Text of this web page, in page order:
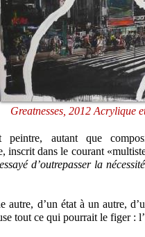
Greatnesses, 2012 Acrylique
peintre, autant que
inscrit dans le courant
d’outrepasser la
autre, d’un état à un autre,
tout ce qui pourrait le figer :